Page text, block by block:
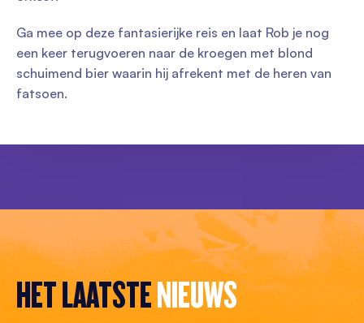
Ga mee op deze fantasierijke reis en laat Rob je nog
een keer terugvoeren naar de kroegen met blond
schuimend bier waarin hij afrekent met de heren van
fatsoen.
HET LAATSTENIEUWS